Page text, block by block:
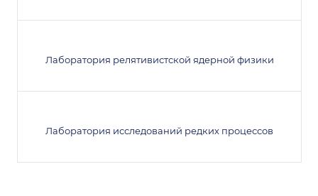
Лаборатория релятивистской ядерной физики
Лаборатория исследований редких процессов